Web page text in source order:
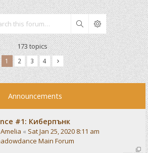
Search
173 topics
1 2 3 4
Announcements
#1: Киберпънк
Amelia « Sat Jan 25, 2020 8:11 am
Main Forum